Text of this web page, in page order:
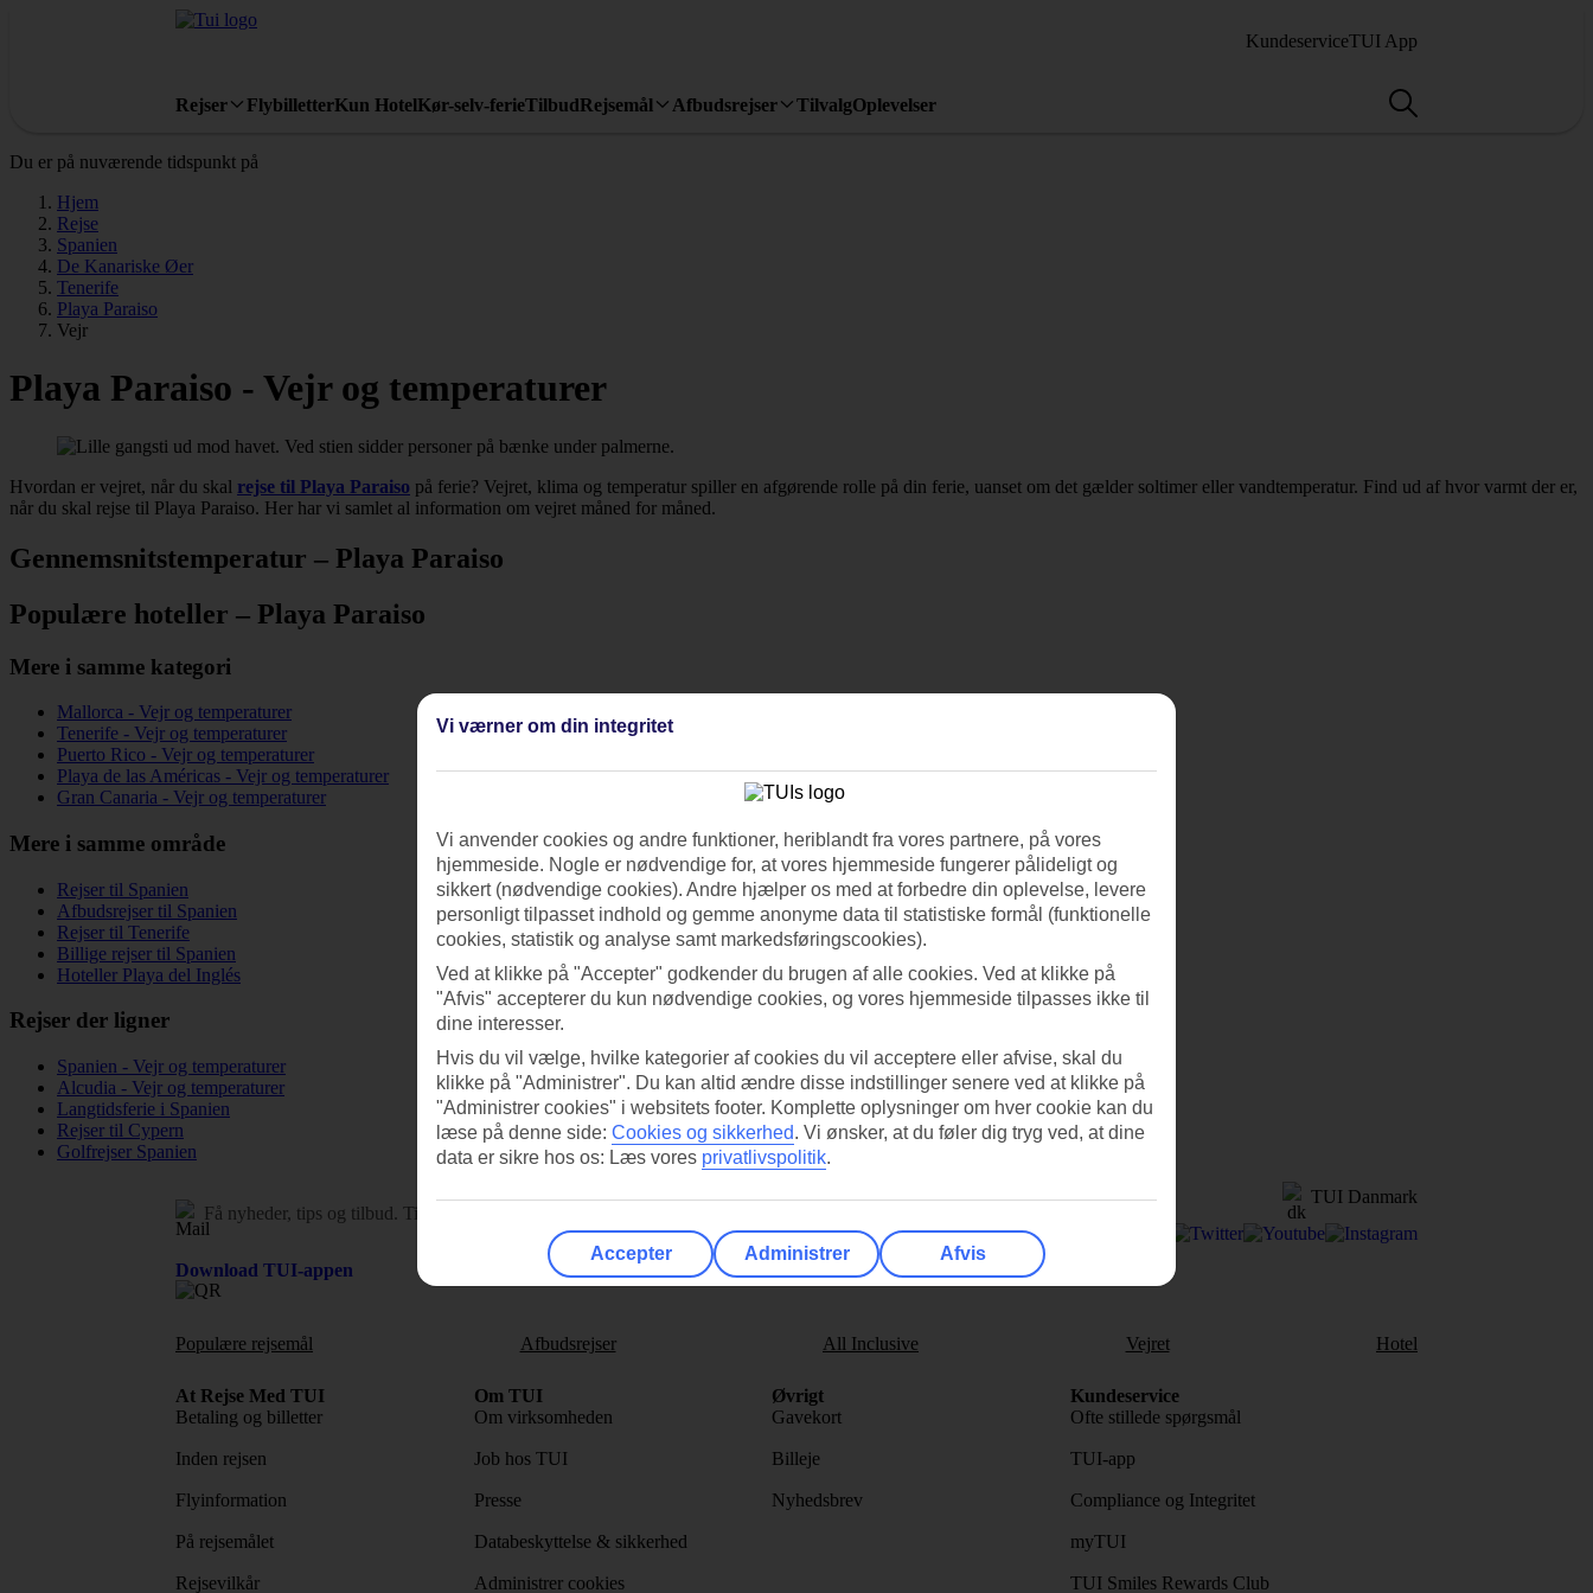
KundeserviceTUI App
Rejser FlybilletterKun HotelKør-selv-ferieTilbudRejsemål Afbudsrejser TilvalgOplevelser
Du er på nuværende tidspunkt på
Hjem
Rejse
Spanien
De Kanariske Øer
Tenerife
Playa Paraiso
Vejr
Playa Paraiso - Vejr og temperaturer
Hvordan er vejret, når du skal rejse til Playa Paraiso på ferie? Vejret, klima og temperatur spiller en afgørende rolle på din ferie, uanset om det gælder soltimer eller vandtemperatur. Find ud af hvor varmt der er,
når du skal rejse til Playa Paraiso. Her har vi samlet al information om vejret måned for måned.
Gennemsnitstemperatur – Playa Paraiso
Populære hoteller – Playa Paraiso
Mere i samme kategori
Mallorca - Vejr og temperaturer
Tenerife - Vejr og temperaturer
Puerto Rico - Vejr og temperaturer
Playa de las Américas - Vejr og temperaturer
Gran Canaria - Vejr og temperaturer
Mere i samme område
Rejser til Spanien
Afbudsrejser til Spanien
Rejser til Tenerife
Billige rejser til Spanien
Hoteller Playa del Inglés
Rejser der ligner
Spanien - Vejr og temperaturer
Alcudia - Vejr og temperaturer
Langtidsferie i Spanien
Rejser til Cypern
Golfrejser Spanien
Få nyheder, tips og tilbud. Tilmeld dig vores nyhedsbrev
TUI Danmark
Download TUI-appen
Populære rejsemål Afbudsrejser All Inclusive Vejret Hotel
At Rejse Med TUI
Betaling og billetter
Inden rejsen
Flyinformation
På rejsemålet
Rejsevilkår
Om TUI
Om virksomheden
Job hos TUI
Presse
Databeskyttelse & sikkerhed
Administrer cookies
Øvrigt
Gavekort
Billeje
Nyhedsbrev
Kundeservice
Ofte stillede spørgsmål
TUI-app
Compliance og Integritet
myTUI
TUI Smiles Rewards Club
Vi værner om din integritet
Vi anvender cookies og andre funktioner, heriblandt fra vores partnere, på vores
hjemmeside. Nogle er nødvendige for, at vores hjemmeside fungerer pålideligt og
sikkert (nødvendige cookies). Andre hjælper os med at forbedre din oplevelse, levere
personligt tilpasset indhold og gemme anonyme data til statistiske formål (funktionelle
cookies, statistik og analyse samt markedsføringscookies).
Ved at klikke på "Accepter" godkender du brugen af alle cookies. Ved at klikke på
"Afvis" accepterer du kun nødvendige cookies, og vores hjemmeside tilpasses ikke til
dine interesser.
Hvis du vil vælge, hvilke kategorier af cookies du vil acceptere eller afvise, skal du
klikke på "Administrer". Du kan altid ændre disse indstillinger senere ved at klikke på
"Administrer cookies" i websitets footer. Komplette oplysninger om hver cookie kan du
læse på denne side: Cookies og sikkerhed. Vi ønsker, at du føler dig tryg ved, at dine
data er sikre hos os: Læs vores privatlivspolitik.
Accepter Administrer Afvis